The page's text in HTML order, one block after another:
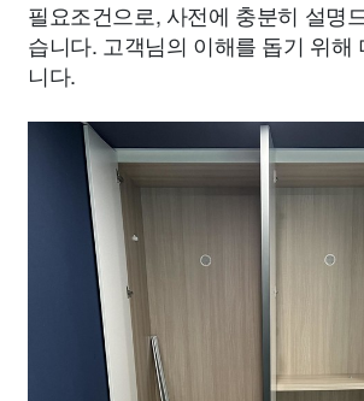
필요조건으로, 사전에 충분히 설명
습니다. 고객님의 이해를 돕기 위해
니다.